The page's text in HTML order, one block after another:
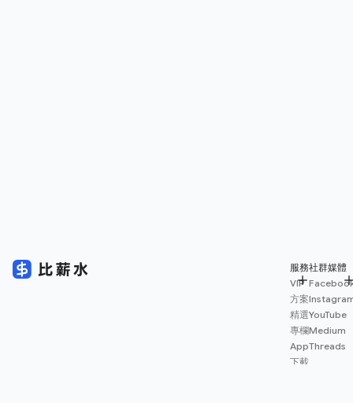
服務
VIP
方案
精選
專欄
App
下載
社群媒體
YouTube
Medium
Threads